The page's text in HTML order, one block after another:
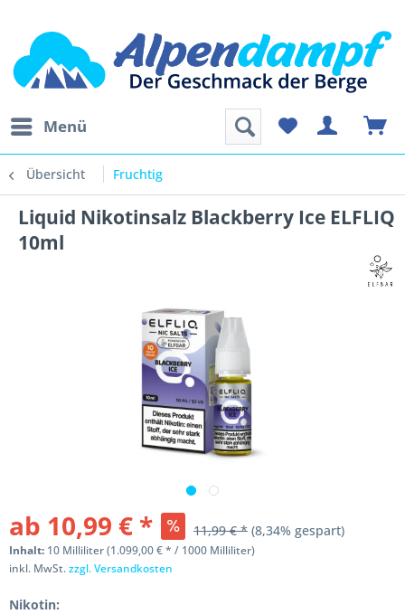
Menü
Übersicht Fruchtig
Liquid Nikotinsalz Blackberry Ice ELFLIQ
10ml
ab 10,99 € * 11,99 € * (8,34% gespart)
Inhalt: 10 Milliliter (1.099,00 € * / 1000 Milliliter)
inkl. MwSt.zzgl. Versandkosten
Nikotin: